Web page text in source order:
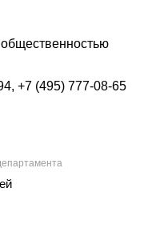
, +7 (495) 777-08-65